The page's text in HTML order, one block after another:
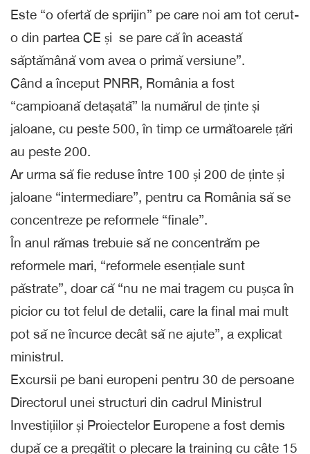
Este “o ofertă de sprijin” pe care noi am tot cerut-
o din partea CE și se pare că în această
săptămână vom avea o primă versiune”.
Când a început PNRR, România a fost
“campioană detașată” la numărul de ținte și
jaloane, cu peste 500, în timp ce următoarele țări
au peste 200.
Ar urma să fie reduse între 100 și 200 de ținte și
jaloane “intermediare”, pentru ca România să se
concentreze pe reformele “finale”.
În anul rămas trebuie să ne concentrăm pe
reformele mari, “reformele esențiale sunt
păstrate”, doar că “nu ne mai tragem cu pușca în
picior cu tot felul de detalii, care la final mai mult
pot să ne încurce decât să ne ajute”, a explicat
ministrul.
Excursii pe bani europeni pentru 30 de persoane
Directorul unei structuri din cadrul Ministrul
Investițiilor și Proiectelor Europene a fost demis
după ce a pregătit o plecare la training cu câte 15